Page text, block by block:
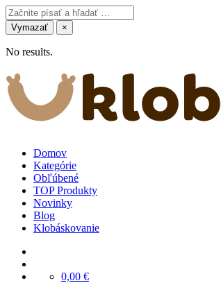
Vymazať ×
No results.
Domov
Kategórie
Obľúbené
TOP Produkty
Novinky
Blog
Klobáskovanie
0,00 €